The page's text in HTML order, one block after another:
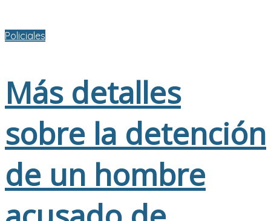
Policiales
Más detalles
sobre la detención
de un hombre